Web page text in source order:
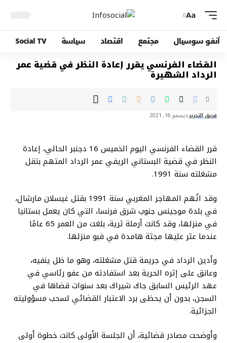
Aa
أنفو سوسيال مجتمع اقتصاد سياسة Social TV
القضاء الفرنسي يقرر إعادة النظر في قضية عمر
الرداد الشهيرة
فريق التحريرديسمبر 16, 2021
قرر القضاء الفرنسي اليوم الخميس 16 دجنبر الحالي، إعادة
النظر في قضية البستاني الريفي عمر الرداد المتهم بتقل
مشغلته سنة 1991.
وقد اتُهم المهاجر المغربي سنة 1991 بقتل غيسلان مارشال،
في بلدة موجينس جنوب شرق فرنسا، التي كان يعمل بستانيا
في منزلها، وقد كانت أرملة ثرية، بلغت من العمر 65 عامًا
عندما عثر عليها مجثة هامدة في قبو منزلها.
وأدين الرداد في جريمة قتل مشغلته، وهو ما ظل ينفيه،
وعانق على إثره الحرية بعد استفادته من عفو رئاسي في
عهد الرئيس السابق جاك شيراك بعد سنوات قضاها في
السجن، بدون أن يحظى برد الاعتبار القضائي لسحب مسؤوليته
الجزائية.
وأوضحت مصادر قضائية، أن الجلسة الأولى كانت خطوة أولى